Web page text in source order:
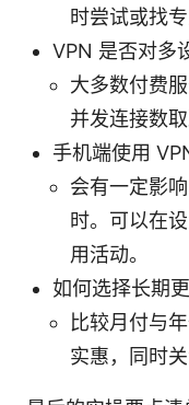
时尝试或找
VPN 是否对多
大多数付费
并发连接数取
手机端使用
会有一定影
时。可以在
用活动。
如何选择长期
比较月付与
实惠，同时